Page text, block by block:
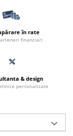
în rate
financiari
& design
personalizate